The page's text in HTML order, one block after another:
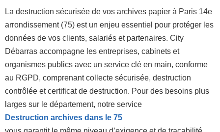
La destruction sécurisée de vos archives papier à Paris 14e
arrondissement (75) est un enjeu essentiel pour protéger les
données de vos clients, salariés et partenaires. City
Débarras accompagne les entreprises, cabinets et
organismes publics avec un service clé en main, conforme
au RGPD, comprenant collecte sécurisée, destruction
contrôlée et certificat de destruction. Pour des besoins plus
larges sur le département, notre service
Destruction archives dans le 75